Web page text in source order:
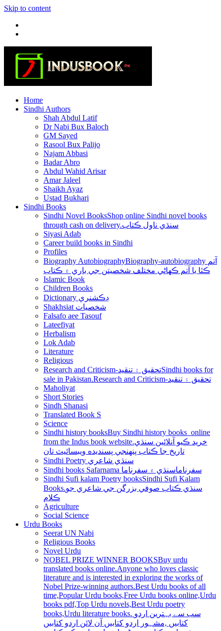
Skip to content
Home
Sindhi Authors
Shah Abdul Latif
Dr Nabi Bux Baloch
GM Sayed
Rasool Bux Palijo
Najam Abbasi
Badar Abro
Abdul Wahid Arisar
Amar Jaleel
Shaikh Ayaz
Ustad Bukhari
Sindhi Books
Sindhi Novel BooksShop online Sindhi novel books
through cash on delivery.سنڌي ناول ڪتاب
Siyasi Adab
Career build books in Sindhi
Profiles
Biography AutobiographyBiography-autobiography آتم
ڪٿا يا آتم ڪھاڻي مختلف شخصيتن جي باري ۾ ڪتاب
Islamic Book
Children Books
Dictionary ڊڪشنري
Shakhsiat شخصيات
Falsafo aee Tasouf
Lateefiyat
Herbalism
Lok Adab
Literature
Religious
Research and Criticism-تحقيق ۽ تنقيدSindhi books for
sale in Pakistan.Research and Criticism-تحقيق ۽ تنقيد
Maholiyat
Short Stories
Sindh Shanasi
Translated Book S
Science
Sindhi history booksBuy Sindhi history books online
from the Indus book website.خريد ڪيو آنلائين سنڌي
تاريخ جا ڪتاب پنھنجي پسنديده ويبسائيٽ تان
Sindhi Poetry سنڌي شاعري
Sindhi books Safarnama سفرناماسنڌي ۾ سفرناما
Sindhi Sufi kalam Poetry booksSindhi Sufi Kalam
Books.سنڌي ڪتاب صوفي بزرگن جي شاعري جو
ڪلام
Agriculture
Social Science
Urdu Books
Seerat UN Nabi
Religious Books
Novel Urdu
NOBEL PRIZE WINNER BOOKSBuy urdu
translated books online.Anyone who loves classic
literature and is interested in exploring the works of
Nobel Prize-winning authors.Best Urdu books of all
time,Popular Urdu books,Free Urdu books online,Urdu
books pdf,Top Urdu novels,Best Urdu poetry
books,Urdu literature books. سب سے بہترین اردو
کتابیں ,مشہور اردو کتابیں آن لائن اردو کتابیں